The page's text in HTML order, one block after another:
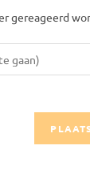
gereageerd